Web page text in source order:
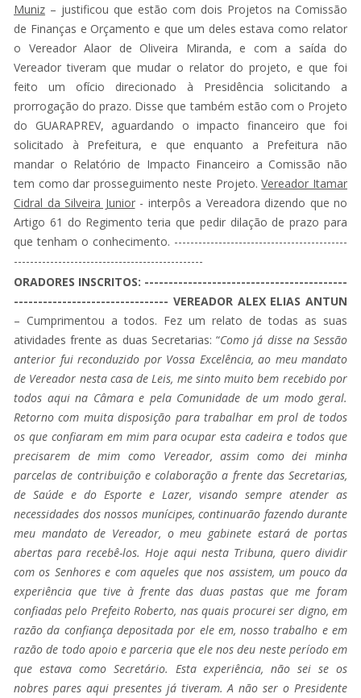
Muniz – justificou que estão com dois Projetos na Comissão
de Finanças e Orçamento e que um deles estava como relator
o Vereador Alaor de Oliveira Miranda, e com a saída do
Vereador tiveram que mudar o relator do projeto, e que foi
feito um ofício direcionado à Presidência solicitando a
prorrogação do prazo. Disse que também estão com o Projeto
do GUARAPREV, aguardando o impacto financeiro que foi
solicitado à Prefeitura, e que enquanto a Prefeitura não
mandar o Relatório de Impacto Financeiro a Comissão não
tem como dar prosseguimento neste Projeto.Vereador Itamar
Cidral da Silveira Junior- interpôs a Vereadora dizendo que no
Artigo 61 do Regimento teria que pedir dilação de prazo para
que tenham o conhecimento. -------------------------------------------
-----------------------------------------------
ORADORES INSCRITOS: ------------------------------------------
-------------------------------- VEREADOR ALEX ELIAS ANTUN
– Cumprimentou a todos. Fez um relato de todas as suas
atividades frente as duas Secretarias: “Como já disse na Sessão
anterior fui reconduzido por Vossa Excelência, ao meu mandato
de Vereador nesta casa de Leis, me sinto muito bem recebido por
todos aqui na Câmara e pela Comunidade de um modo geral.
Retorno com muita disposição para trabalhar em prol de todos
os que confiaram em mim para ocupar esta cadeira e todos que
precisarem de mim como Vereador, assim como dei minha
parcelas de contribuição e colaboração a frente das Secretarias,
de Saúde e do Esporte e Lazer, visando sempre atender as
necessidades dos nossos munícipes, continuarão fazendo durante
meu mandato de Vereador, o meu gabinete estará de portas
abertas para recebê-los. Hoje aqui nesta Tribuna, quero dividir
com os Senhores e com aqueles que nos assistem, um pouco da
experiência que tive à frente das duas pastas que me foram
confiadas pelo Prefeito Roberto, nas quais procurei ser digno, em
razão da confiança depositada por ele em, nosso trabalho e em
razão de todo apoio e parceria que ele nos deu neste período em
que estava como Secretário. Esta experiência, não sei se os
nobres pares aqui presentes já tiveram. A não ser o Presidente